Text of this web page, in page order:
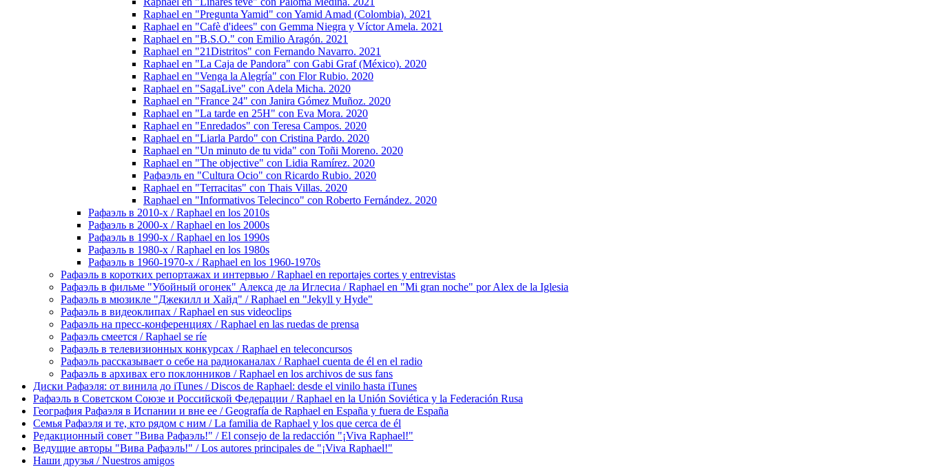
Raphael en "Pregunta Yamid" con Yamid Amad (Colombia). 2021
Raphael en "Cafè d'idees" con Gemma Niegra y Víctor Amela. 2021
Raphael en "B.S.O." con Emilio Aragón. 2021
Raphael en "21Distritos" con Fernando Navarro. 2021
Raphael en "La Caja de Pandora" con Gabi Graf (México). 2020
Raphael en "Venga la Alegría" con Flor Rubio. 2020
Raphael en "SagaLive" con Adela Micha. 2020
Raphael en "France 24" con Janira Gómez Muñoz. 2020
Raphael en "La tarde en 25H" con Eva Mora. 2020
Raphael en "Enredados" con Teresa Campos. 2020
Raphael en "Liarla Pardo" con Cristina Pardo. 2020
Raphael en "Un minuto de tu vida" con Toñi Moreno. 2020
Raphael en "The objective" con Lidia Ramírez. 2020
Рафаэль en "Cultura Ocio" con Ricardo Rubio. 2020
Raphael en "Terracitas" con Thais Villas. 2020
Raphael en "Informativos Telecinco" con Roberto Fernández. 2020
Рафаэль в 2010-х / Raphael en los 2010s
Рафаэль в 2000-х / Raphael en los 2000s
Рафаэль в 1990-х / Raphael en los 1990s
Рафаэль в 1980-х / Raphael en los 1980s
Рафаэль в 1960-1970-х / Raphael en los 1960-1970s
Рафаэль в коротких репортажах и интервью / Raphael en reportajes cortes y entrevistas
Рафаэль в фильме "Убойный огонек" Алекса де ла Иглесиа / Raphael en "Mi gran noche" por Alex de la Iglesia
Рафаэль в мюзикле "Джекилл и Хайд" / Raphael en "Jekyll y Hyde"
Рафаэль в видеоклипах / Raphael en sus videoclips
Рафаэль на пресс-конференциях / Raphael en las ruedas de prensa
Рафаэль смеется / Raphael se ríe
Рафаэль в телевизионных конкурсах / Raphael en teleconcursos
Рафаэль рассказывает о себе на радиоканалах / Raphael cuenta de él en el radio
Рафаэль в архивах его поклонников / Raphael en los archivos de sus fans
Диски Рафаэля: от винила до iTunes / Discos de Raphael: desde el vinilo hasta iTunes
Рафаэль в Советском Союзе и Российской Федерации / Raphael en la Unión Soviética y la Federación Rusa
География Рафаэля в Испании и вне ее / Geografía de Raphael en España y fuera de España
Семья Рафаэля и те, кто рядом с ним / La familia de Raphael y los que cerca de él
Редакционный совет "Вива Рафаэль!" / El consejo de la redacción "¡Viva Raphael!"
Ведущие авторы "Вива Рафаэль!" / Los autores principales de "¡Viva Raphael!"
Наши друзья / Nuestros amigos